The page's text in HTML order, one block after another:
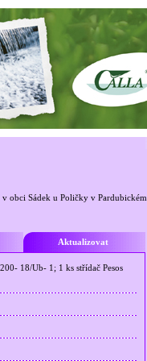
v obci Sádek u Poličky v Pardubickém
Aktualizovat
18/Ub- 1; 1 ks střídač Pesos